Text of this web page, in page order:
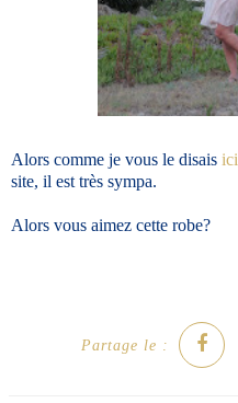
Alors comme je vous le disais ici
site, il est très sympa.
Alors vous aimez cette robe?
Partage le :